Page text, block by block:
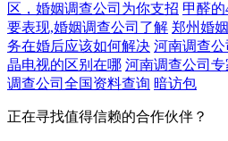
区，婚姻调查公司为你支招 甲醛
要表现,婚姻调查公司了解 郑州婚
务在婚后应该如何解决 河南调查
晶电视的区别在哪 河南调查公司
调查公司全国资料查询 暗访包
正在寻找值得信赖的合作伙伴？